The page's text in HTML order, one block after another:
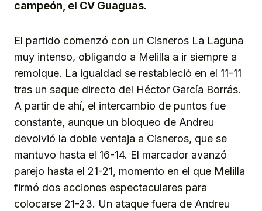
campeón, el CV Guaguas.
El partido comenzó con un Cisneros La Laguna
muy intenso, obligando a Melilla a ir siempre a
remolque. La igualdad se restableció en el 11-11
tras un saque directo del Héctor García Borrás.
A partir de ahí, el intercambio de puntos fue
constante, aunque un bloqueo de Andreu
devolvió la doble ventaja a Cisneros, que se
mantuvo hasta el 16-14. El marcador avanzó
parejo hasta el 21-21, momento en el que Melilla
firmó dos acciones espectaculares para
colocarse 21-23. Un ataque fuera de Andreu